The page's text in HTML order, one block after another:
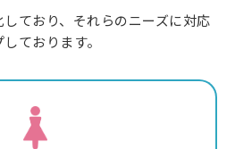
ており、それらのニーズに対応
ております。